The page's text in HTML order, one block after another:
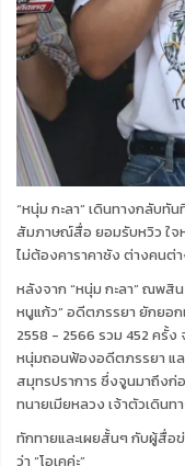
“หนุ่ม กะลา” เดินทางกลับทั
สัมภาษณ์สื่อ ยอมรับหวิว ใจ
ไม่ต้องคาราคาซัง ต่างคนต่า
หลังจาก “หนุ่ม กะลา” ณพ
หนูแก้ว” อดีตภรรยา ยักยอ
2558 - 2566 รวม 452 ครั้
หนุ่มถอนฟ้องอดีตภรรยา แล
สมุทรปราการ ซึ่งจูนมาถึงก่
ทนายเมียหลวง เจ้าตัวเดิน
ทักทายและเผยสั้นๆ กับผู้สื่อ
ว่า “โอเคค่ะ”